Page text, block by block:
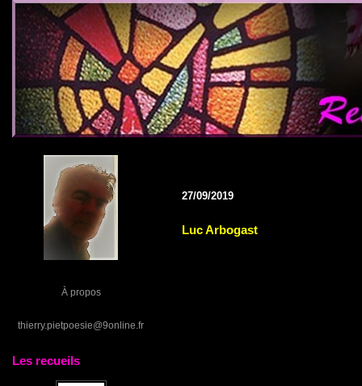
À propos
thierry.pietpoesie@9online.fr
Les recueils
27/09/2019
Luc Arbogast